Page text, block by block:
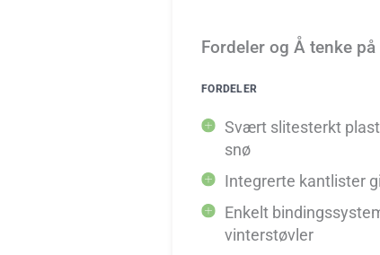
Fordeler og Å tenke på
FORDELER
Svært slitesterkt
snø
Integrerte kantlister
Enkelt
vinterstøvler